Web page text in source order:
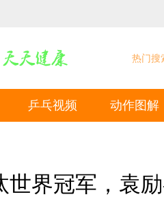
热门搜
乒乓视频 动作图解
世界冠军，袁